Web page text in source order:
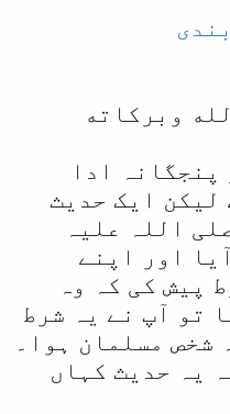
وبركاته
ادا
لیکن ایک حدیث
اللہ علیہ
اور اپنے
پیش کی کہ وہ
تو آپ نے یہ شرط
شخص مسلمان ہوا۔
یہ حدیث کہاں